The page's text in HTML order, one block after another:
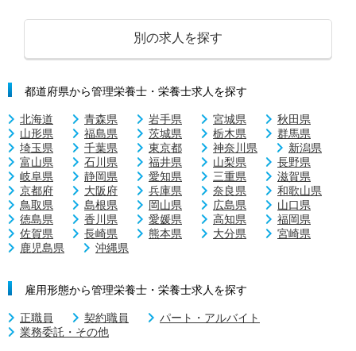
別の求人を探す
都道府県から管理栄養士・栄養士求人を探す
北海道 青森県 岩手県 宮城県
秋田県
山形県
福島県 茨城県 栃木県
群馬県
埼玉県
千葉県 東京都 神奈川県
新潟県
富山県
石川県 福井県 山梨県
長野県
岐阜県
静岡県 愛知県 三重県
滋賀県
京都府
大阪府 兵庫県 奈良県
和歌山県
鳥取県
島根県 岡山県 広島県
山口県
徳島県
香川県 愛媛県 高知県
福岡県
佐賀県
長崎県 熊本県 大分県
宮崎県
鹿児島県
沖縄県
雇用形態から管理栄養士・栄養士求人を探す
正職員 契約職員
パート・アルバイト
業務委託・その他